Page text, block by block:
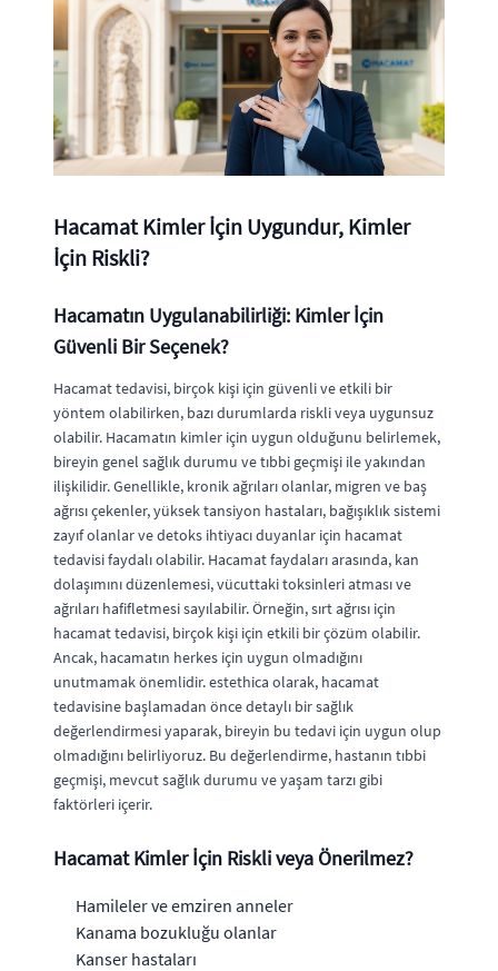
Hacamat Kimler İçin Uygundur, Kimler
İçin Riskli?
Hacamatın Uygulanabilirliği: Kimler İçin
Güvenli Bir Seçenek?
Hacamat tedavisi, birçok kişi için güvenli ve etkili bir
yöntem olabilirken, bazı durumlarda riskli veya uygunsuz
olabilir. Hacamatın kimler için uygun olduğunu belirlemek,
bireyin genel sağlık durumu ve tıbbi geçmişi ile yakından
ilişkilidir. Genellikle, kronik ağrıları olanlar, migren ve baş
ağrısı çekenler, yüksek tansiyon hastaları, bağışıklık sistemi
zayıf olanlar ve detoks ihtiyacı duyanlar için hacamat
tedavisi faydalı olabilir. Hacamat faydaları arasında, kan
dolaşımını düzenlemesi, vücuttaki toksinleri atması ve
ağrıları hafifletmesi sayılabilir. Örneğin, sırt ağrısı için
hacamat tedavisi, birçok kişi için etkili bir çözüm olabilir.
Ancak, hacamatın herkes için uygun olmadığını
unutmamak önemlidir. estethica olarak, hacamat
tedavisine başlamadan önce detaylı bir sağlık
değerlendirmesi yaparak, bireyin bu tedavi için uygun olup
olmadığını belirliyoruz. Bu değerlendirme, hastanın tıbbi
geçmişi, mevcut sağlık durumu ve yaşam tarzı gibi
faktörleri içerir.
Hacamat Kimler İçin Riskli veya Önerilmez?
Hamileler ve emziren anneler
Kanama bozukluğu olanlar
Kanser hastaları